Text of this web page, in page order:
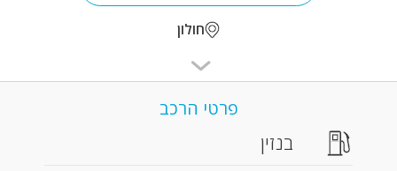
חולון
פרטי הרכב
בנזין